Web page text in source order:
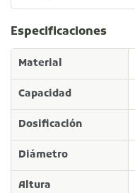
Especificaciones
Material
Capacidad
Dosificación
Diámetro
Altura